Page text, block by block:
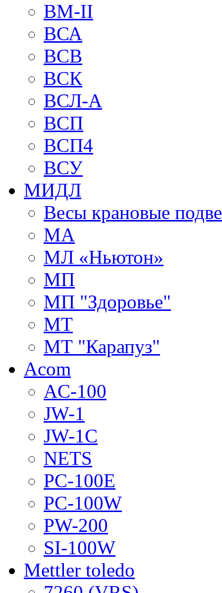
BM-II
ВСА
ВСВ
ВСК
ВСЛ-А
ВСП
ВСП4
ВСУ
МИДЛ
Весы крановые
МА
МЛ «Ньютон»
МП
МП "Здоровье"
МТ
МТ "Карапуз"
Acom
AC-100
JW-1
JW-1C
NETS
PC-100E
PC-100W
PW-200
SI-100W
Mettler toledo